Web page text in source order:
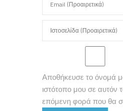
Αποθήκευσε το όνομά
ιστότοπο μου σε αυτόν
επόμενη φορά που θα